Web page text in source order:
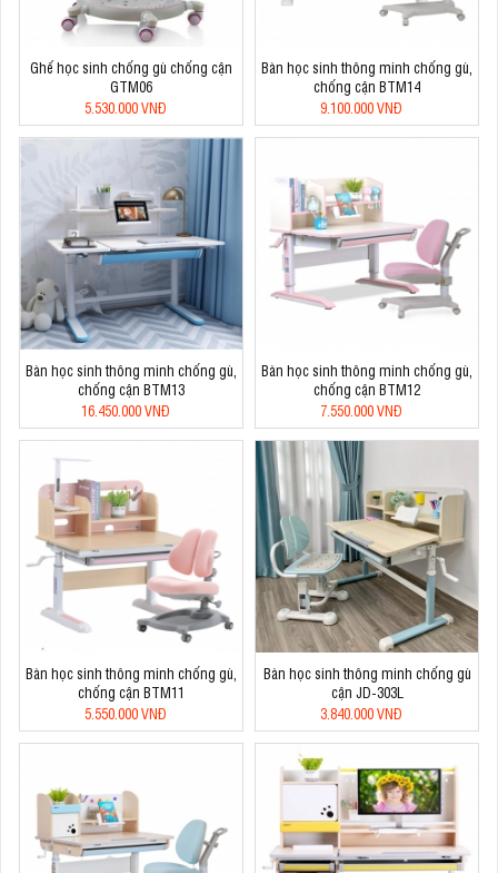
Ghế học sinh chống gù chống cận
GTM06
5.530.000 VNĐ
Bàn học sinh thông minh chống gù,
chống cận BTM14
9.100.000 VNĐ
Bàn học sinh thông minh chống gù,
chống cận BTM13
16.450.000 VNĐ
Bàn học sinh thông minh chống gù,
chống cận BTM12
7.550.000 VNĐ
Bàn học sinh thông minh chống gù,
chống cận BTM11
5.550.000 VNĐ
Bàn học sinh thông minh chống gù
cận JD-303L
3.840.000 VNĐ